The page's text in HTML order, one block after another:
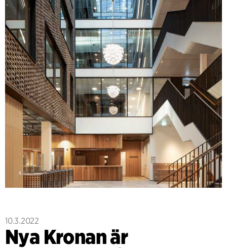
10.3.2022
Nya Kronan är